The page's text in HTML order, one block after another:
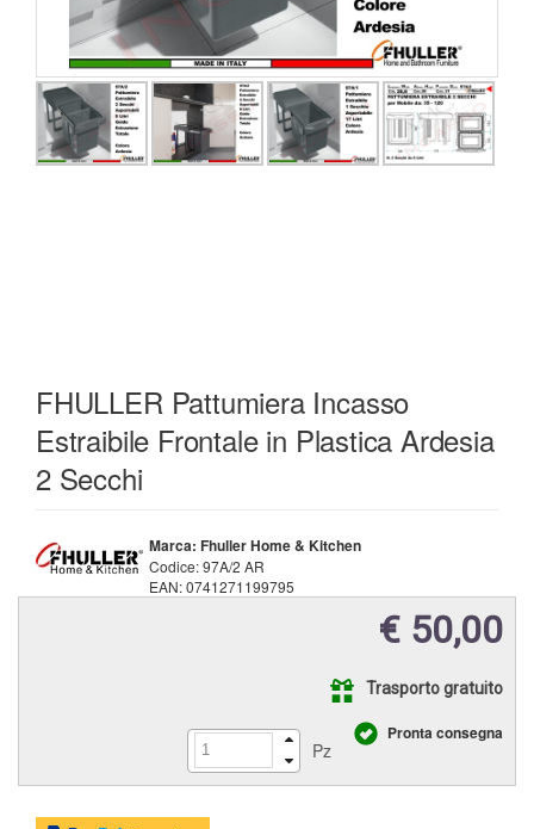
FHULLER Pattumiera Incasso
Estraibile Frontale in Plastica Ardesia
2 Secchi
Marca: Fhuller Home & Kitchen
Codice:97A/2 AR
EAN:0741271199795
€ 50,00
Trasporto gratuito
Pronta consegna
Pz